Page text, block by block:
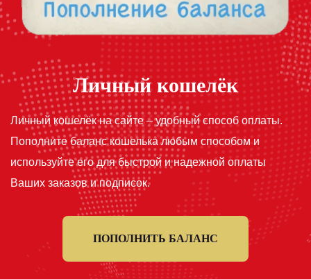
Личный кошелёк
Личный кошелёк на сайте – удобный способ оплаты.
Пополните баланс кошелька любым способом и
используйте его для быстрой и надежной оплаты
Ваших заказов и подписок.
ПОПОЛНИТЬ БАЛАНС